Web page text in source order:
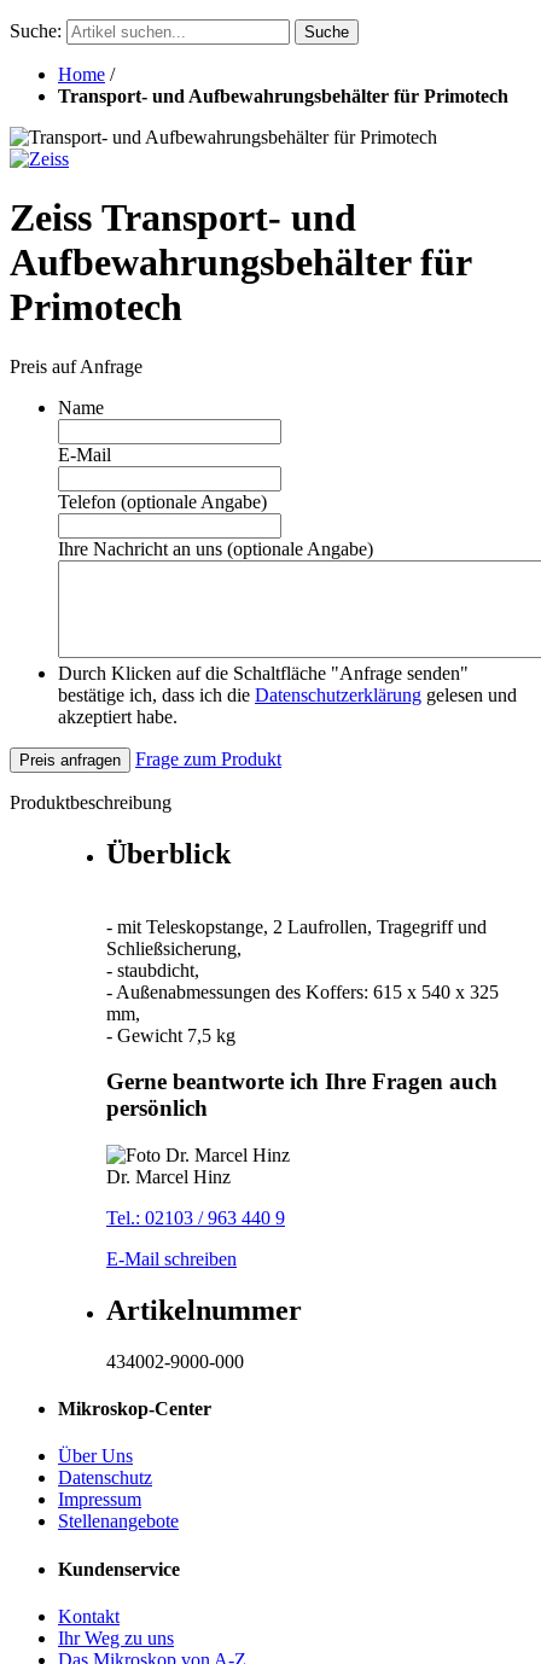
Suche: Suche
Home /
Transport- und Aufbewahrungsbehälter für Primotech
Zeiss Transport- und
Aufbewahrungsbehälter für
Primotech
Preis auf Anfrage
Name
E-Mail
Telefon (optionale Angabe)
Ihre Nachricht an uns (optionale Angabe)
Durch Klicken auf die Schaltfläche "Anfrage senden"
bestätige ich, dass ich die Datenschutzerklärung gelesen und
akzeptiert habe.
Preis anfragen Frage zum Produkt
Produktbeschreibung
Überblick
- mit Teleskopstange, 2 Laufrollen, Tragegriff und
Schließsicherung,
- staubdicht,
- Außenabmessungen des Koffers: 615 x 540 x 325
mm,
- Gewicht 7,5 kg
Gerne beantworte ich Ihre Fragen auch
persönlich
Dr. Marcel Hinz
Tel.: 02103 / 963 440 9
E-Mail schreiben
Artikelnummer
434002-9000-000
Mikroskop-Center
Über Uns
Datenschutz
Impressum
Stellenangebote
Kundenservice
Kontakt
Ihr Weg zu uns
Das Mikroskop von A-Z